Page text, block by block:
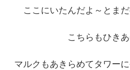
ここにいたんだよ～とま
こちらもひき
マルクもあきらめてタワー